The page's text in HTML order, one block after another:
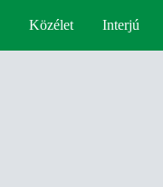
Közélet Interjú